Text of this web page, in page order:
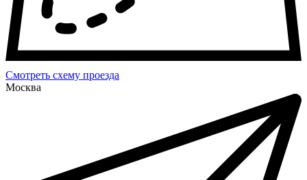
Смотреть схему проезда
Москва